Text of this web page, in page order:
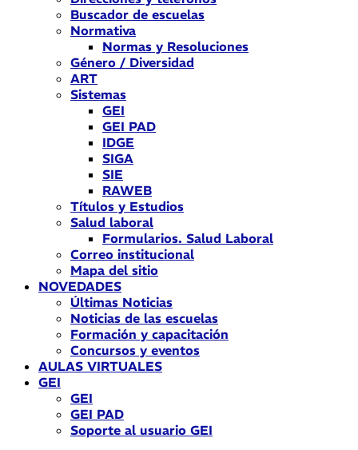
Buscador de escuelas
Normativa
Normas y Resoluciones
Género / Diversidad
ART
Sistemas
GEI
GEI PAD
IDGE
SIGA
SIE
RAWEB
Títulos y Estudios
Salud laboral
Formularios. Salud Laboral
Correo institucional
Mapa del sitio
NOVEDADES
Últimas Noticias
Noticias de las escuelas
Formación y capacitación
Concursos y eventos
AULAS VIRTUALES
GEI
GEI
GEI PAD
Soporte al usuario GEI